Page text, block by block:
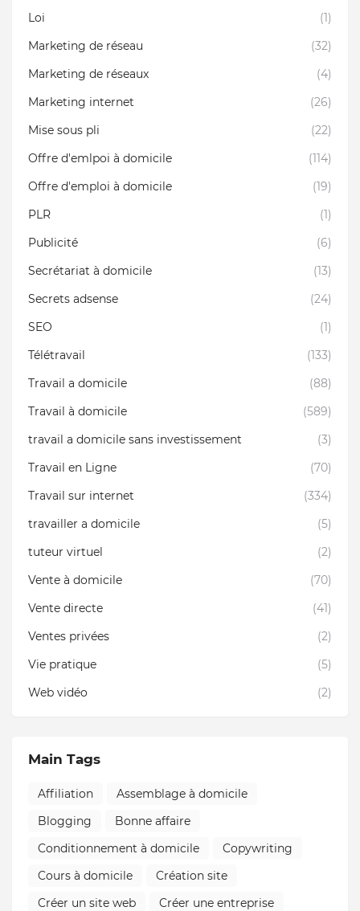
Loi
(1)
Marketing de réseau
(32)
Marketing de réseaux
(4)
Marketing internet
(26)
Mise sous pli
(22)
Offre d'emlpoi à domicile
(114)
Offre d'emploi à domicile
(19)
PLR
(1)
Publicité
(6)
Secrétariat à domicile
(13)
Secrets adsense
(24)
SEO
(1)
Télétravail
(133)
Travail a domicile
(88)
Travail à domicile
(589)
travail a domicile sans investissement
(3)
Travail en Ligne
(70)
Travail sur internet
(334)
travailler a domicile
(5)
tuteur virtuel
(2)
Vente à domicile
(70)
Vente directe
(41)
Ventes privées
(2)
Vie pratique
(5)
Web vidéo
(2)
Main Tags
Affiliation
Assemblage à domicile
Blogging
Bonne affaire
Conditionnement à domicile
Copywriting
Cours à domicile
Création site
Créer un site web
Créer une entreprise